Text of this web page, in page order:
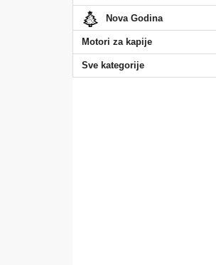
Nova Godina
Motori za kapije
Sve kategorije